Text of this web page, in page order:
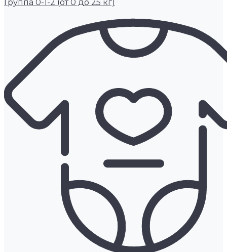
Группа 0-1-2 (от 0 до 25 кг)